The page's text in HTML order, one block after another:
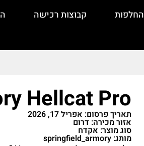
החלפות קבוצות רכישה
Hellcat Pro
תאריך פרסום: אפריל 17, 2026
אזור מכירה: דרום
סוג מוצר: אקדח
מותג: springfield_armory